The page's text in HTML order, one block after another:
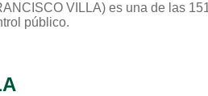
VILLA) es una de las
público.